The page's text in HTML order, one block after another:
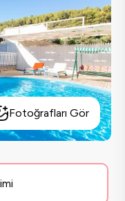
Fotoğrafları Gör